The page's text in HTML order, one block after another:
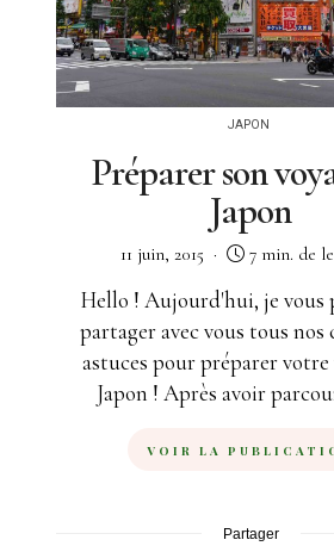
JAPON
Préparer son
Japon
11 juin, 2015 7 min. de
Hello ! Aujourd'hui, je vous
partager avec vous tous nos
astuces pour préparer votre
Japon ! Après avoir
VOIR LA
Partager